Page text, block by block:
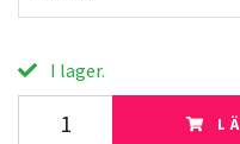
I lager.